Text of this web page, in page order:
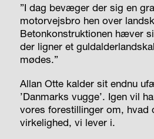
”I dag bevæger der sig en
motorvejsbro hen over
Betonkonstruktionen hæver
der ligner et
mødes.”
Allan Otte kalder sit endnu
’Danmarks vugge’. Igen vil
vores forestillinger om, hvad
virkelighed, vi lever i.